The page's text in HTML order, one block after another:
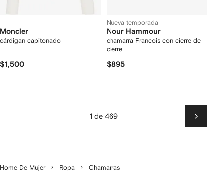
Moncler
cárdigan capitonado
$1,500
Nueva temporada
Nour Hammour
chamarra Francois con cierre de
cierre
$895
1 de 469
Home De Mujer Ropa Chamarras